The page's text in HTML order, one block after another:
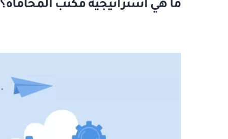
ما هي استراتيجية مكتب المحاماة؟